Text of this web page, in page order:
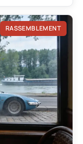
RASSEMBLEMENT